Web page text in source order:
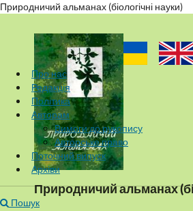
Природничий альманах (біологічні науки)
Природничий альманах
Про нас
Редакція
Політика
Авторам
Вимоги до рукопису
Авторське право
Поточний випуск
Архіви
Пошук